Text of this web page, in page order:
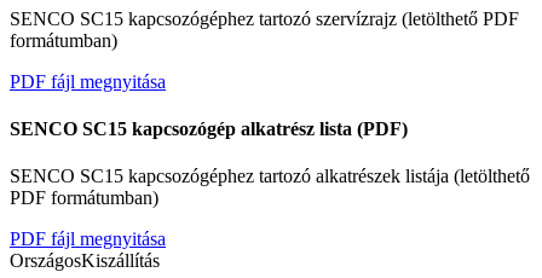
Szerviz
SENCO SC15 kapcsozógéphez tartozó szervízrajz (letölthető PDF
formátumban)
PDF fájl megnyitása
SENCO SC15 kapcsozógép alkatrész lista (PDF)
SENCO SC15 kapcsozógéphez tartozó alkatrészek listája (letölthető
PDF formátumban)
PDF fájl megnyitása
OrszágosKiszállítás